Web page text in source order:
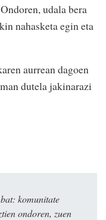
udala bera
nahasketa egin eta
aurrean dagoen
dutela jakinarazi
komunitate
ondoren, zuen